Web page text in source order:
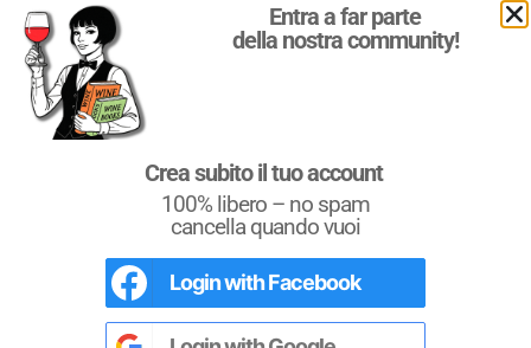
Marchio Reg. | P.IVA 03921390245
Condizioni d'uso|Privacy Policy|Cookie Policy
cookie
Conoscere il Vino
Un testo completo per chi si avvicina al
mondo del vino. Un riferimento per i più
Entra a far parte
della nostra community!
Crea subito il tuo account
100% libero – no spam
cancella quando vuoi
Login withFacebook